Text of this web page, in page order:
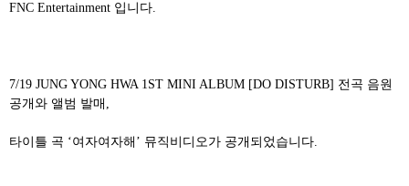
FNC Entertainment 입니다.
7/19 JUNG YONG HWA 1ST MINI ALBUM [DO DISTURB] 전곡 음원
공개와 앨범 발매 ,
타이틀 곡 ‘여자여자해 ’ 뮤직비디오가 공개되었습니다.